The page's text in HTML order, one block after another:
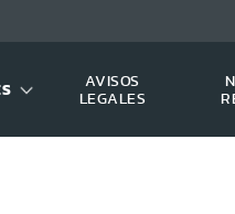
AVISOS
LEGALES